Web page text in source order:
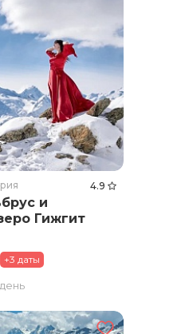
4.9
и
Гижгит
+3 даты